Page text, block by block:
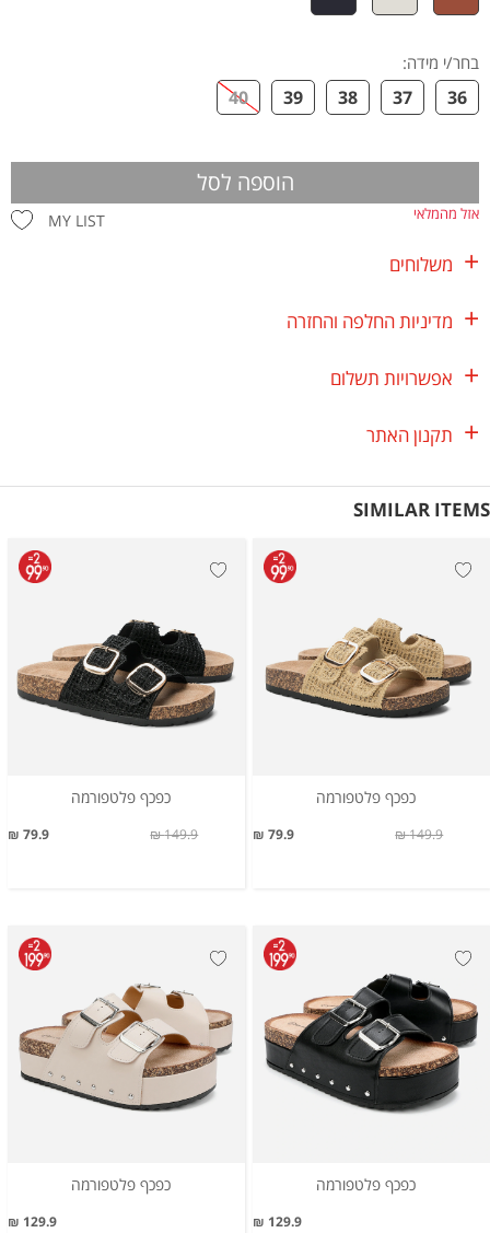
בחר/י מידה:
36
37
38
39
40
הוספה לסל
MY LIST אזל מהמלאי
משלוחים
מדיניות החלפה והחזרה
אפשרויות תשלום
תקנון האתר
SIMILAR ITEMS
כפכף פלטפורמה
79.9 ₪ 149.9 ₪
כפכף פלטפורמה
79.9 ₪ 149.9 ₪
כפכף פלטפורמה
129.9 ₪
כפכף פלטפורמה
129.9 ₪